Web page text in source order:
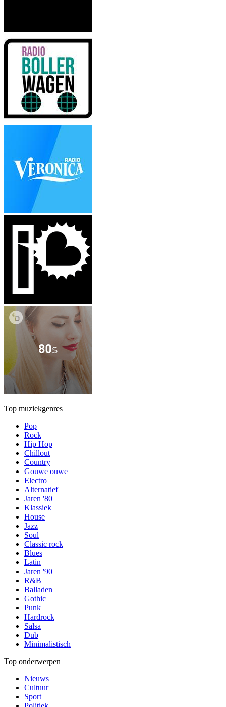
Top muziekgenres
Pop
Rock
Hip Hop
Chillout
Country
Gouwe ouwe
Electro
Alternatief
Jaren '80
Klassiek
House
Jazz
Soul
Classic rock
Blues
Latin
Jaren '90
R&B
Balladen
Gothic
Punk
Hardrock
Salsa
Dub
Minimalistisch
Top onderwerpen
Nieuws
Cultuur
Sport